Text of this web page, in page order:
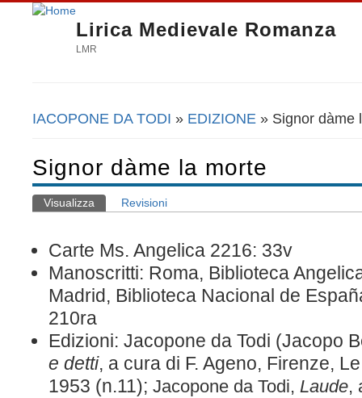
Lirica Medievale Romanza
LMR
Tu sei qui
IACOPONE DA TODI » EDIZIONE » Signor dàme
Signor dàme la morte
Schede primarie
Visualizza (scheda attiva)
Revisioni
Carte Ms. Angelica 2216: 33v
Manoscritti: Roma, Biblioteca
Madrid, Biblioteca Nacional de
210ra
Edizioni: Jacopone da Todi (Jacopo
e detti, a cura di F. Ageno, Firenze,
1953 (n.11); Jacopone da Todi, Laude,